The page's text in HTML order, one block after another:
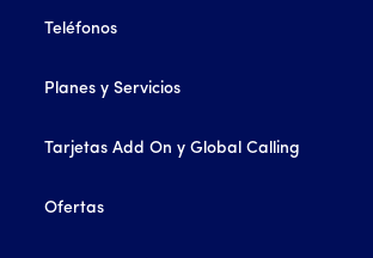
Teléfonos
Planes y Servicios
Tarjetas Add On y Global Calling
Ofertas